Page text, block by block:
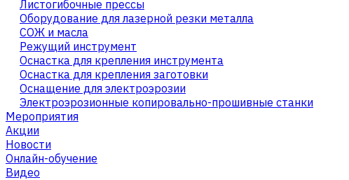
Листогибочные прессы
Оборудование для лазерной резки металла
СОЖ и масла
Режущий инструмент
Оснастка для крепления инструмента
Оснастка для крепления заготовки
Оснащение для электроэрозии
Электроэрозионные копировально-прошивные станки
Мероприятия
Акции
Новости
Онлайн-обучение
Видео